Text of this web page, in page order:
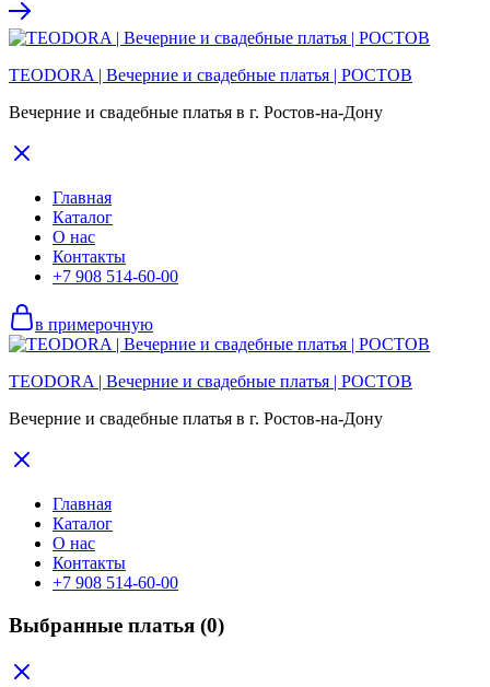
TEODORA | Вечерние и свадебные платья | РОСТОВ
Вечерние и свадебные платья в г. Ростов-на-Дону
Главная
Каталог
О нас
Контакты
+7 908 514-60-00
в примерочную
TEODORA | Вечерние и свадебные платья | РОСТОВ
Вечерние и свадебные платья в г. Ростов-на-Дону
Главная
Каталог
О нас
Контакты
+7 908 514-60-00
Выбранные платья (0)